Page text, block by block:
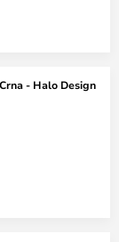
- Halo Design